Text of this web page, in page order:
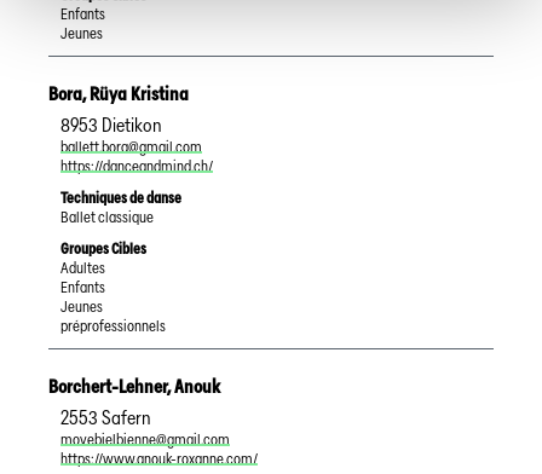
Enfants
Jeunes
Bora,Rüya Kristina
8953 Dietikon
ballett.bora@gmail.com
https://danceandmind.ch/
Techniques de danse
Ballet classique
Groupes Cibles
Adultes
Enfants
Jeunes
préprofessionnels
Borchert-Lehner,Anouk
2553 Safern
movebielbienne@gmail.com
https://www.anouk-roxanne.com/